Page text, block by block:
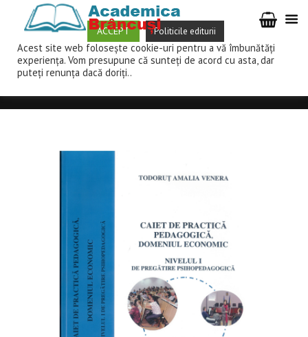
TEORIA PROCESULUI DE ÎNVĂȚĂMÂNT (DIDACTICA) – ADRIAN
AL DOILEA TRATAT DESPRE EDUCAȚIE: (VIRUȘII CULTURALI
Home
Magazin
ACCEPT Politicile editurii
Acest site web folosește cookie-uri pentru a vă îmbunătăți
experiența. Vom presupune că sunteți de acord cu asta, dar
puteți renunța dacă doriți..